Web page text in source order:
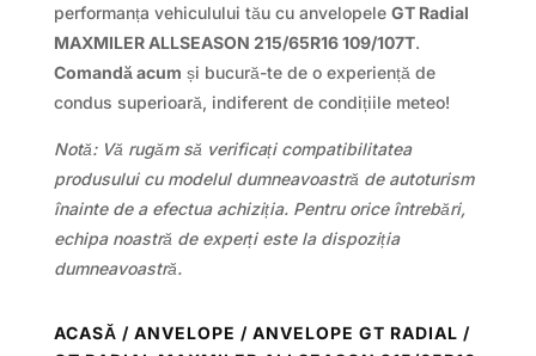
performanța vehiculului tău cu anvelopele GT Radial
MAXMILER ALLSEASON 215/65R16 109/107T.
Comandă acum și bucură-te de o experiență de
condus superioară, indiferent de condițiile meteo!
Notă: Vă rugăm să verificați compatibilitatea
produsului cu modelul dumneavoastră de autoturism
înainte de a efectua achiziția. Pentru orice întrebări,
echipa noastră de experți este la dispoziția
dumneavoastră.
ACASĂ / ANVELOPE / ANVELOPE GT RADIAL /